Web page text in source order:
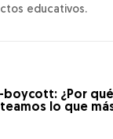
educativos.
¿Por
lo que